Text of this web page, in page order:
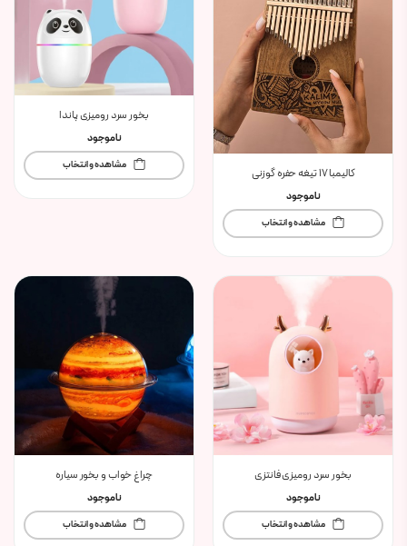
کالیمبا ۱۷ تیغه حفره گوزنی
ناموجود
مشاهده و انتخاب
بخور سرد رومیزی پاندا
ناموجود
مشاهده و انتخاب
بخور سرد رومیزی فانتزی
ناموجود
مشاهده و انتخاب
چراغ خواب و بخور سیاره
ناموجود
مشاهده و انتخاب